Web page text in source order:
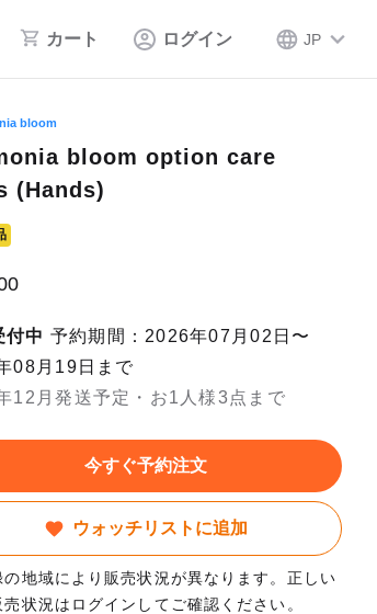
カート ログイン JP
bloom
bloom option care
(Hands)
付中 予約期間：2026年07月02日〜
08月19日まで
12月発送予定・お1人様3点まで
今すぐ予約注文
ウォッチリストに追加
の地域により販売状況が異なります。正しい
売状況はログインしてご確認ください。